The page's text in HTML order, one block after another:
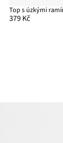
379 Kč